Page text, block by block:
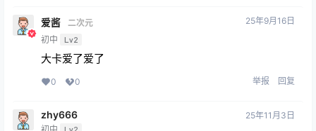
爱酱
二次元
初中
Lv2
25年9月16日
大卡爱了爱了
0 0 举报 回复
zhy666 25年11月3日